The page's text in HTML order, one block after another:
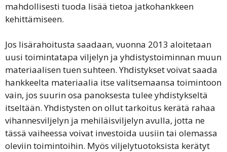
mahdollisesti tuoda lisää tietoa jatkohankkeen
kehittämiseen.
Jos lisärahoitusta saadaan, vuonna 2013 aloitetaan
uusi toimintatapa viljelyn ja yhdistystoiminnan muun
materiaalisen tuen suhteen. Yhdistykset voivat saada
hankkeelta materiaalia itse valitsemaansa toimintoon
vain, jos suurin osa panoksesta tulee yhdistykseltä
itseltään. Yhdistysten on ollut tarkoitus kerätä rahaa
vihannesviljelyn ja mehiläisviljelyn avulla, jotta ne
tässä vaiheessa voivat investoida uusiin tai olemassa
oleviin toimintoihin. Myös viljelytuotoksista kerätyt